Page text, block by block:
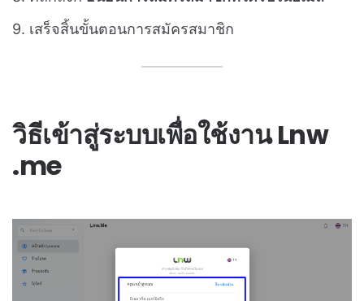
9. เสร็จสิ้นขั้นตอนการสมัครสมาชิก
วิธีเข้าสู่ระบบเพื่อใช้งาน Lnw
.me